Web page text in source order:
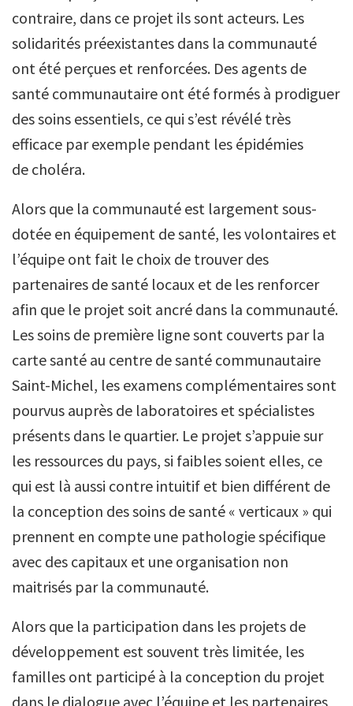
contraire, dans ce projet ils sont acteurs. Les
solidarités préexistantes dans la communauté
ont été perçues et renforcées. Des agents de
santé communautaire ont été formés à prodiguer
des soins essentiels, ce qui s’est révélé très
efficace par exemple pendant les épidémies
de choléra.
Alors que la communauté est largement sous-
dotée en équipement de santé, les volontaires et
l’équipe ont fait le choix de trouver des
partenaires de santé locaux et de les renforcer
afin que le projet soit ancré dans la communauté.
Les soins de première ligne sont couverts par la
carte santé au centre de santé communautaire
Saint-Michel, les examens complémentaires sont
pourvus auprès de laboratoires et spécialistes
présents dans le quartier. Le projet s’appuie sur
les ressources du pays, si faibles soient elles, ce
qui est là aussi contre intuitif et bien différent de
la conception des soins de santé « verticaux » qui
prennent en compte une pathologie spécifique
avec des capitaux et une organisation non
maitrisés par la communauté.
Alors que la participation dans les projets de
développement est souvent très limitée, les
familles ont participé à la conception du projet
dans le dialogue avec l’équipe et les partenaires